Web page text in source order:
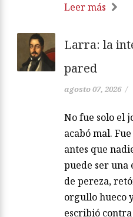
Leer más
Larra: la
pared
agosto 07, 2026 /
No fue solo el
acabó mal.
antes que
puede ser una
de pereza,
orgullo hueco
escribió